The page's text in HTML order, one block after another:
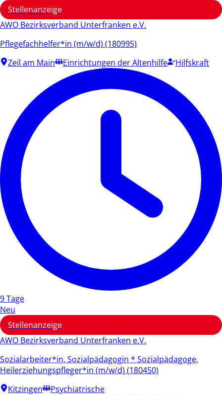
Stellenanzeige
AWO Bezirksverband Unterfranken e.V.
Pflegefachhelfer*in (m/w/d) (180995)
Zeil am Main
Einrichtungen der Altenhilfe Hilfskraft
9 Tage
Neu
Stellenanzeige
AWO Bezirksverband Unterfranken e.V.
Sozialarbeiter*in, Sozialpädagogin * Sozialpädagoge,
Heilerziehungspfleger*in (m/w/d) (180450)
Kitzingen
Psychiatrische